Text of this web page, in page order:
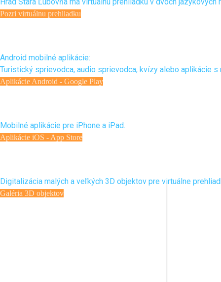
Pozri virtuálnu prehliadku
Android mobilné aplikácie:
Turistický sprievodca, audio sprievodca, kvízy alebo aplikácie s
Aplikácie Android - Google Play
Mobilné aplikácie pre iPhone a iPad.
Aplikácie iOS - App Store
Digitalizácia malých a veľkých 3D objektov pre virtuálne
Galéria 3D objektov
Virtuálne prehliadky
Nadštandardné virtuálne prehliadky vysokej kvality